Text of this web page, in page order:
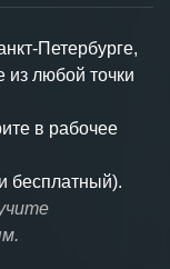
Петербурге,
любой точки
в рабочее
бесплатный).